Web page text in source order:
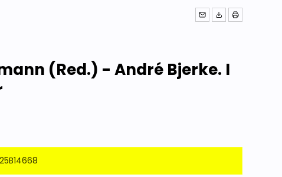
Lokalhistorie fra
Nordland
Lokalhistorie fra
Vestlandet
(Red.) - André Bjerke. I